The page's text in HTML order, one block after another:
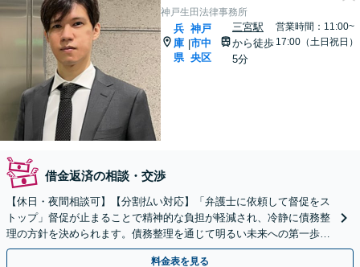
神戸生田法律事務所
兵
庫
県
|
神戸
市中
央区
三宮駅
から徒歩
5分
営業時間：11:00~
17:00（土日祝日）
借金返済の相談・交渉
【休日・夜間相談可】【分割払い対応】「弁護士に依頼して督促をス
トップ」督促が止まることで精神的な負担が軽減され、冷静に債務整
理の方針を決められます。債務整理を通じて明るい未来への第一歩を
踏み出しましょう。【WEB面談対応】【三宮駅5分】
料金表を見る